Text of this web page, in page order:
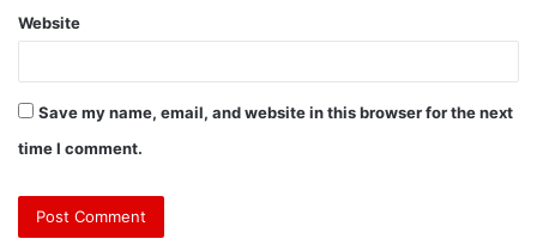
Website
Save my name, email, and website in this browser for the next
time I comment.